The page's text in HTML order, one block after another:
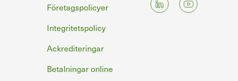
Företagspolicyer
Integritetspolicy
Ackrediteringar
Betalningar online